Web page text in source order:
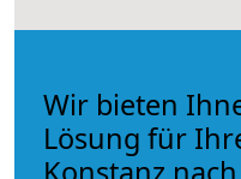
Wir bieten
Lösung für